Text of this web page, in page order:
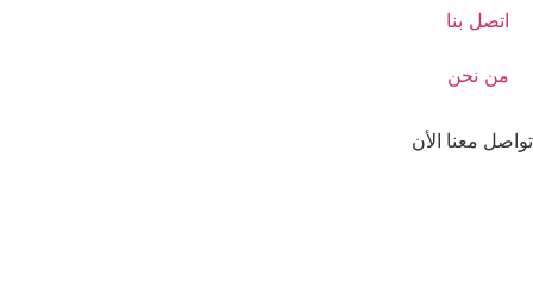
اتصل بنا
من نحن
تواصل معنا الأن